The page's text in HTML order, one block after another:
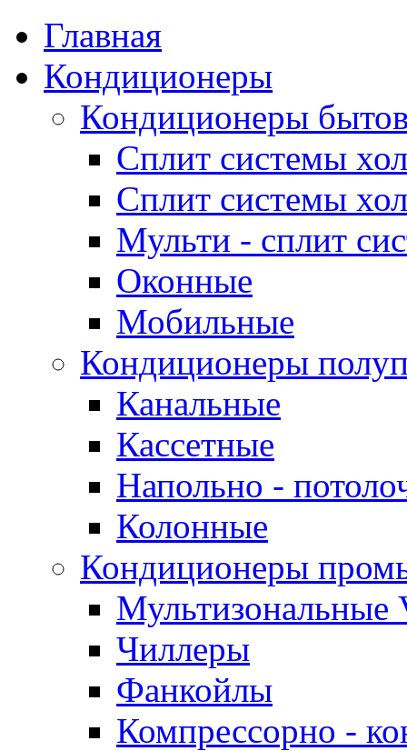
Главная
Кондиционеры
Кондиционеры
Сплит системы
Сплит системы
Мульти - сплит
Оконные
Мобильные
Кондиционеры
Канальные
Кассетные
Напольно -
Колонные
Кондиционеры
Мультизональные
Чиллеры
Фанкойлы
Компрессорно -